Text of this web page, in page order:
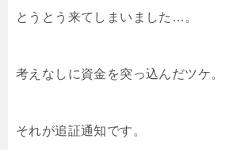
とうとう来てしまいました…。
考えなしに資金を突っ込んだツケ。
それが追証通知です。